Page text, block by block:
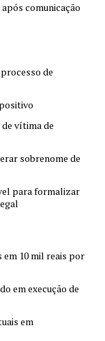
comunicação
de
vítima de
sobrenome de
para formalizar
10 mil reais por
em execução de
em